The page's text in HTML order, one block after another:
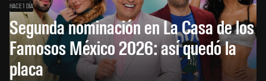
HACE 1 DÍA
Segunda nominación en La Casa de los
Famosos México 2026: así quedó la
placa